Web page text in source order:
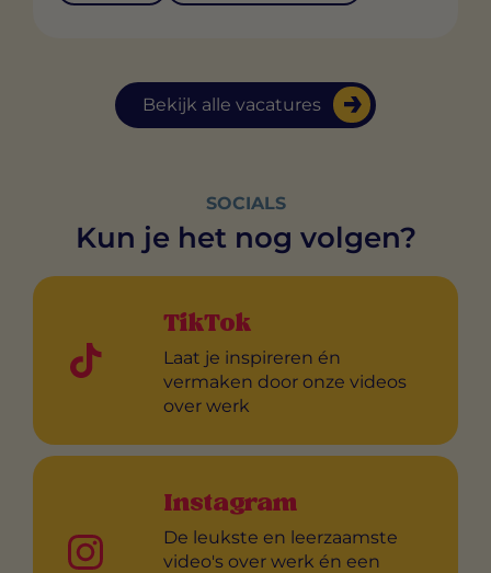
Bekijk alle vacatures
SOCIALS
Kun je het nog volgen?
TikTok
Laat je inspireren én
vermaken door onze videos
over werk
Instagram
De leukste en leerzaamste
video's over werk én een